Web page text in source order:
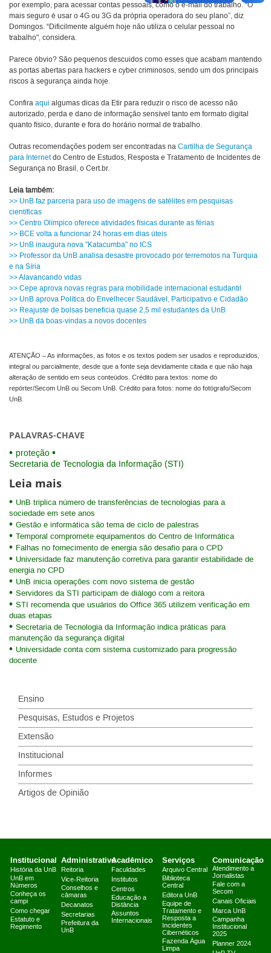
por exemplo, para acessar contas pessoais, como o e-mail do trabalho. “O
mais seguro é usar o 4G ou 3G da própria operadora do seu plano”, diz
Domingos. “Dificilmente alguém hoje não utiliza o celular pessoal no
trabalho", considera.
Parece óbvio? São pequenos descuidos como esses que acabam mantendo
as portas abertas para hackers e cyber criminosos, sendo um dos principais
riscos à segurança ainda hoje.
Confira aqui algumas dicas da Etir para reduzir o risco de acesso não
autorizado, perda e dano de informação sensível tanto em formato digital
quanto físico, durante e fora do horário normal de trabalho.
Outras recomendações podem ser encontradas na Cartilha de Segurança
para Internetdo Centro de Estudos, Resposta e Tratamento de Incidentes de
Segurança no Brasil, o Cert.br.
Leia também:
>> UnB faz parceria para uso de imagens de satélites em pesquisas
científicas
>> Centro Olímpico oferece atividades físicas durante as férias
>> BCE volta a funcionar 24 horas em dias úteis
>> UnB inaugura nova "Katacumba" no ICS
>> Professor da UnB analisa desastre provocado por terremotos na Turquia
e na Síria
>> Alavancando vidas
>> Cepe aprova novas regras para mobilidade internacional estudantil
>> UnB aprova Política do Envelhecer Saudável, Participativo e Cidadão
>> Reajuste de bolsas beneficia quase 2,5 mil estudantes da UnB
>> UnB dá boas-vindas a novos docentes
ATENÇÃO – As informações, as fotos e os textos podem ser usados e reproduzidos,
integral ou parcialmente, desde que a fonte seja devidamente citada e que não haja
alteração de sentido em seus conteúdos. Crédito para textos: nome do
repórter/Secom UnB ou Secom UnB. Crédito para fotos: nome do fotógrafo/Secom
UnB.
PALAVRAS-CHAVE
proteção
Secretaria de Tecnologia da Informação (STI)
Leia mais
UnB triplica número de transferências de tecnologias para a
sociedade em sete anos
Gestão e informática são tema de ciclo de palestras
Temporal compromete equipamentos do Centro de Informática
Falhas no fornecimento de energia são desafio para o CPD
Universidade faz manutenção corretiva para garantir estabilidade de
energia no CPD
UnB inicia operações com novo sistema de gestão
Servidores da STI participam de diálogo com a reitora
STI recomenda que usuários do Office 365 utilizem verificação em
duas etapas
Secretaria de Tecnologia da Informação indica práticas para
manutenção da segurança digital
Universidade conta com sistema customizado para progressão
docente
Ensino
Pesquisas, Estudos e Projetos
Extensão
Institucional
Informes
Artigos de Opinião
Institucional
História da UnB
UnB em
Números
Conheça os
campi
Como chegar
Estatuto e
Regimento
Administrativo
Reitoria
Vice-Reitoria
Conselhos e
câmaras
Decanatos
Secretarias
Prefeitura da
UnB
Acadêmico
Faculdades
Institutos
Centros
Educação a
Distância
Assuntos
Internacionais
Serviços
Arquivo Central
Biblioteca
Central
Editora UnB
Equipe de
Tratamento e
Resposta a
Incidentes
Cibernéticos
Fazenda Água
Limpa
Comunicação
Atendimento a
Jornalistas
Fale com a
Secom
Canais Oficiais
Marca UnB
Campanha
Institucional
2025
Planner 2024